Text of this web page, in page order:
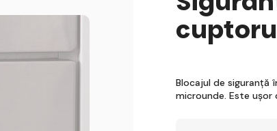
Blocajul de siguranță
microunde. Este